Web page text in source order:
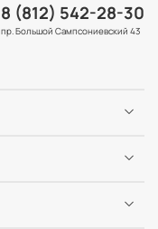
8 (812) 542-28-30
пр. Большой Сампсониевский 43